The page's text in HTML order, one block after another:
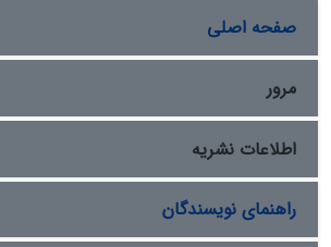
صفحه اصلی
مرور
اطلاعات نشریه
راهنمای نویسندگان